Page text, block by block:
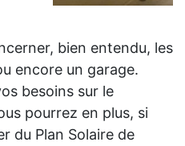
bien entendu, les
encore un garage.
besoins sur le
pourrez en plus, si
du Plan Solaire de